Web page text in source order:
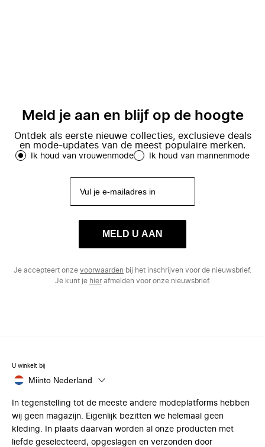
Meld je aan en blijf op de hoogte
Ontdek als eerste nieuwe collecties, exclusieve deals
en mode-updates van de meest populaire merken.
Ik houd van vrouwenmode Ik houd van mannenmode
MELD U AAN
Je accepteert onze voorwaarden bij het inschrijven voor de nieuwsbrief.
Je kunt je hierafmelden voor onze nieuwsbrief.
U winkelt bij
Miinto Nederland
In tegenstelling tot de meeste andere modeplatforms hebben
wij geen magazijn. Eigenlijk bezitten we helemaal geen
kleding. In plaats daarvan worden al onze producten met
liefde geselecteerd, opgeslagen en verzonden door